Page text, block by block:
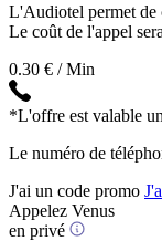
L'Audiotel permet de
Le coût de l'appel
0.30 € / Min
*L'offre est valable
Le numéro de
J'ai un code promo
Appelez Venus
en privé